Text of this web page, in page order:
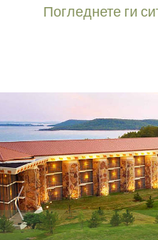
Погледнете ги